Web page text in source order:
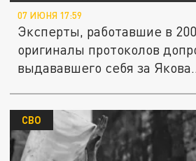
07 ИЮНЯ 17:59
Эксперты, работавшие в
оригиналы протоколов
выдававшего себя за
СВО